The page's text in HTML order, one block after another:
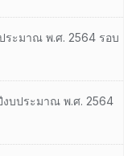
ระมาณ พ.ศ. 2564 รอบ
งบประมาณ พ.ศ. 2564